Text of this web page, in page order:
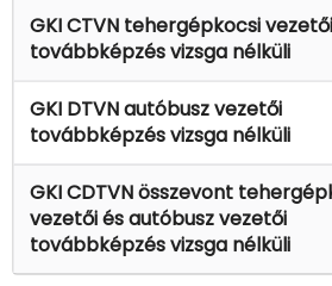
GKI CTVN tehergépkocsi vezetői
továbbképzés vizsga nélküli
GKI DTVN autóbusz vezetői
továbbképzés vizsga nélküli
GKI CDTVN összevont
vezetői és autóbusz vezetői
továbbképzés vizsga nélküli